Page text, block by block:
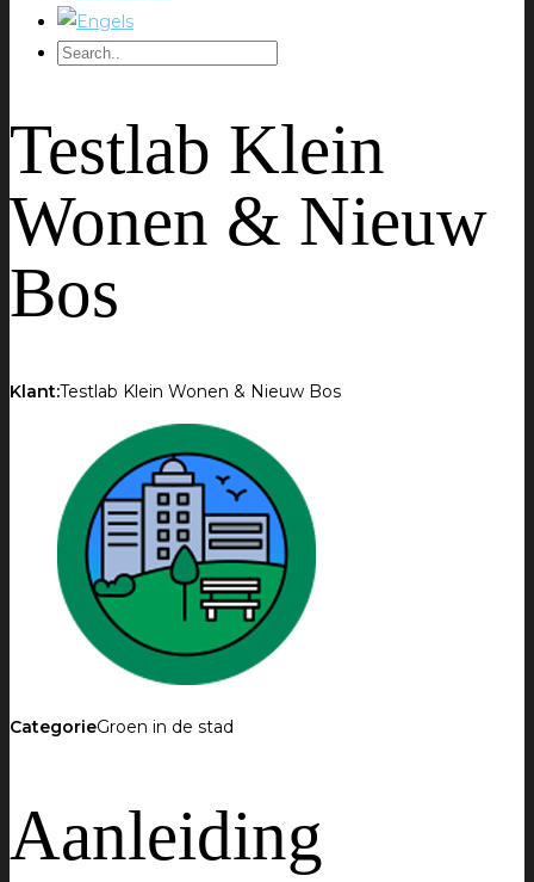
Testlab Klein
Wonen & Nieuw
Bos
Klant:Testlab Klein Wonen & Nieuw Bos
CategorieGroen in de stad
Aanleiding